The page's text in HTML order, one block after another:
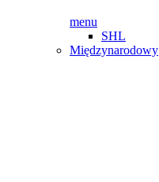
menu
SHL
Międzynarodowy